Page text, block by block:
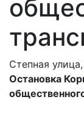
Степная
Остановка